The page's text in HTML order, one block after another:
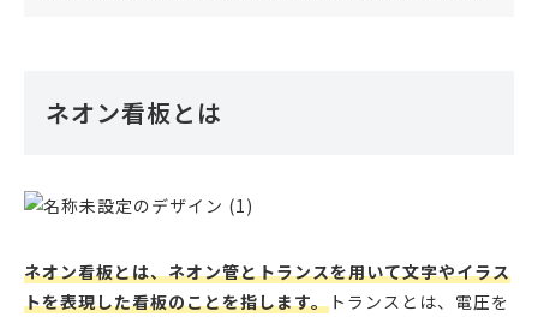
ネオン看板とは
ネオン看板とは、ネオン管とトランスを用いて文字やイラス
トを表現した看板のことを指します。 トランスとは、電圧を